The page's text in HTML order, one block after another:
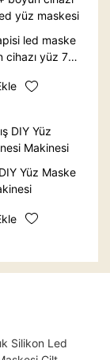
led maske
cihazı yüz 7
Yüz Maske